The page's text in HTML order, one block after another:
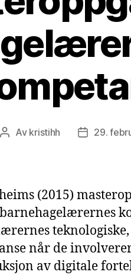
Innleggsforfatter
Av kristihh 29.
(2015)
teknologiske,
når de
av digitale